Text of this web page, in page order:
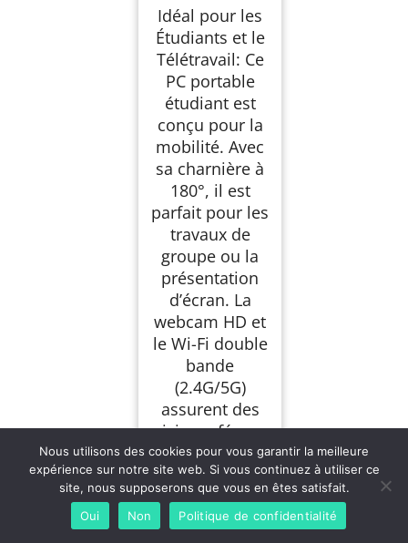
Idéal pour les
Étudiants et le
Télétravail: Ce
PC portable
étudiant est
conçu pour la
mobilité. Avec
sa charnière à
180°, il est
parfait pour les
travaux de
groupe ou la
présentation
d’écran. La
webcam HD et
le Wi-Fi double
bande
(2.4G/5G)
assurent des
visioconférenc
es fluides sur
Zoom ou
Teams, à la
maison ou à la
Nous utilisons des cookies pour vous garantir la meilleure
expérience sur notre site web. Si vous continuez à utiliser ce
site, nous supposerons que vous en êtes satisfait.
Oui
Non Politique de confidentialité